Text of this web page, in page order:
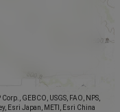
GEBCO, USGS, FAO, NPS,
Esri Japan, METI, Esri China